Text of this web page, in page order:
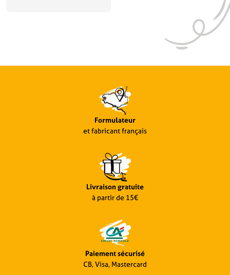
Formulateur
et fabricant français
Livraison gratuite
à partir de 15€
Paiement sécurisé
CB, Visa, Mastercard